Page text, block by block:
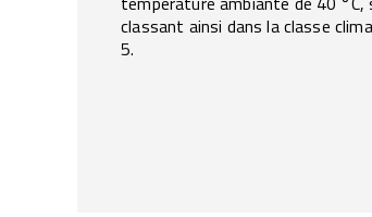
classant ainsi dans la classe
5.